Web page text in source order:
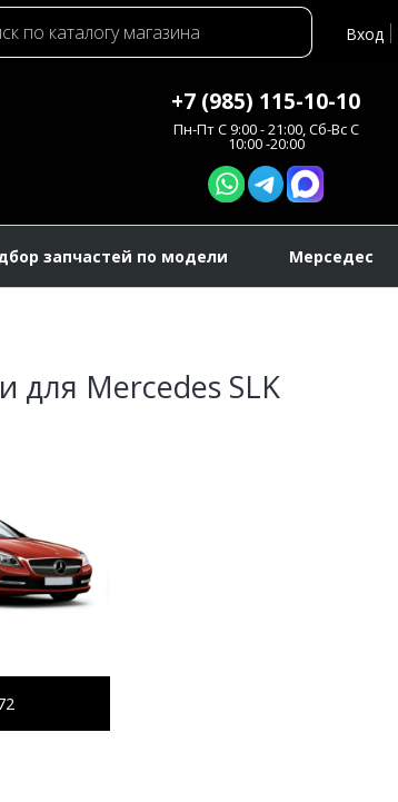
Вход
+7 (985) 115-10-10
Пн-Пт C 9:00 - 21:00, Сб-Вс С
10:00 -20:00
запчастей по модели Мерседес
для Mercedes SLK